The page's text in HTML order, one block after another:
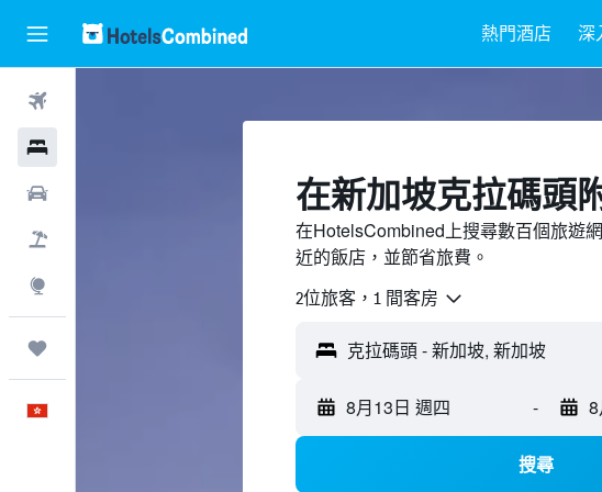
熱門酒店 深
在新加坡克拉碼頭
在HotelsCombined上搜尋數百個旅遊
近的飯店，並節省旅費。
2位旅客，1 間客房
克拉碼頭 - 新加坡, 新加坡
8月13日 週四 -
搜尋